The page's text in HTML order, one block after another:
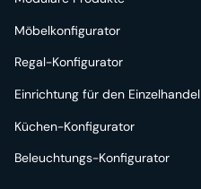
Möbelkonfigurator
Regal-Konfigurator
Einrichtung für den Einzelhandel
Küchen-Konfigurator
Beleuchtungs-Konfigurator